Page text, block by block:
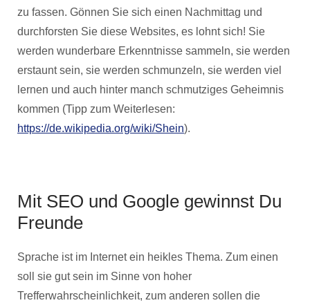
zu fassen. Gönnen Sie sich einen Nachmittag und
durchforsten Sie diese Websites, es lohnt sich! Sie
werden wunderbare Erkenntnisse sammeln, sie werden
erstaunt sein, sie werden schmunzeln, sie werden viel
lernen und auch hinter manch schmutziges Geheimnis
kommen (Tipp zum Weiterlesen:
https://de.wikipedia.org/wiki/Shein).
Mit SEO und Google gewinnst Du
Freunde
Sprache ist im Internet ein heikles Thema. Zum einen
soll sie gut sein im Sinne von hoher
Trefferwahrscheinlichkeit, zum anderen sollen die